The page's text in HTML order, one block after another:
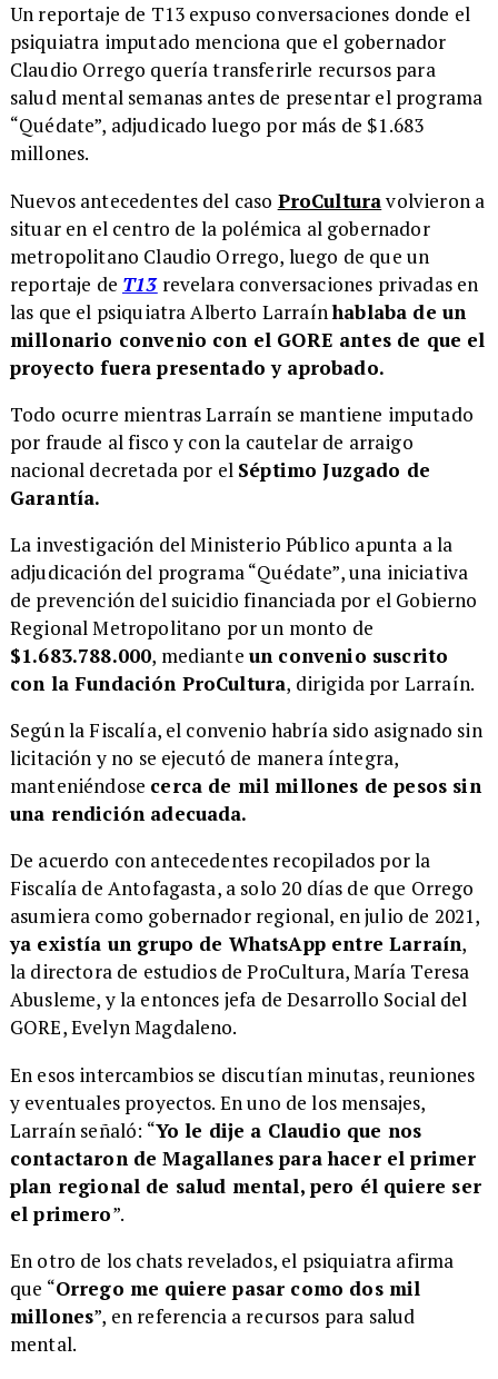
Un reportaje de T13 expuso conversaciones donde el
psiquiatra imputado menciona que el gobernador
Claudio Orrego quería transferirle recursos para
salud mental semanas antes de presentar el programa
“Quédate”, adjudicado luego por más de $1.683
millones.
Nuevos antecedentes del caso ProCulturavolvieron a
situar en el centro de la polémica al gobernador
metropolitano Claudio Orrego, luego de que un
reportaje de T13revelara conversaciones privadas en
las que el psiquiatra Alberto Larraínhablaba de un
millonario convenio con el GORE antes de que el
proyecto fuera presentado y aprobado.
Todo ocurre mientras Larraín se mantiene imputado
por fraude al fisco y con la cautelar de arraigo
nacional decretada por el Séptimo Juzgado de
Garantía.
La investigación del Ministerio Público apunta a la
adjudicación del programa “Quédate”, una iniciativa
de prevención del suicidio financiada por el Gobierno
Regional Metropolitano por un monto de
$1.683.788.000, mediante un convenio suscrito
con la Fundación ProCultura, dirigida por Larraín.
Según la Fiscalía, el convenio habría sido asignado sin
licitación y no se ejecutó de manera íntegra,
manteniéndose cerca de mil millones de pesos sin
una rendición adecuada.
De acuerdo con antecedentes recopilados por la
Fiscalía de Antofagasta, a solo 20 días de que Orrego
asumiera como gobernador regional, en julio de 2021,
ya existía un grupo de WhatsApp entre Larraín,
la directora de estudios de ProCultura, María Teresa
Abusleme, y la entonces jefa de Desarrollo Social del
GORE, Evelyn Magdaleno.
En esos intercambios se discutían minutas, reuniones
y eventuales proyectos. En uno de los mensajes,
Larraín señaló: “Yo le dije a Claudio que nos
contactaron de Magallanes para hacer el primer
plan regional de salud mental, pero él quiere ser
el primero”.
En otro de los chats revelados, el psiquiatra afirma
que “Orrego me quiere pasar como dos mil
millones”, en referencia a recursos para salud
mental.